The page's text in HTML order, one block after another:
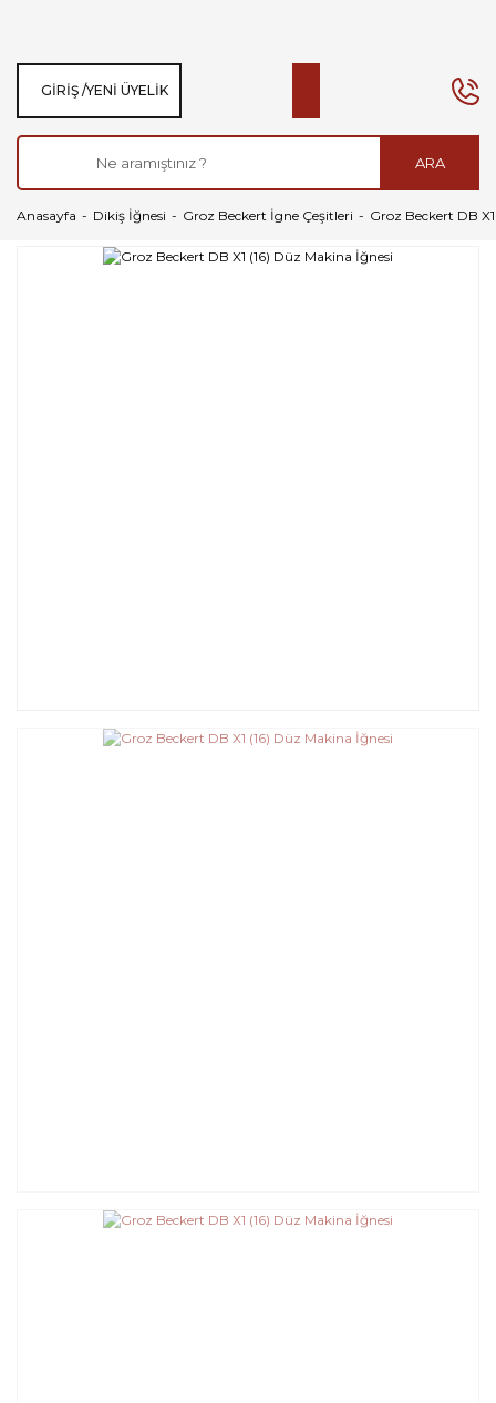
ARA
GIRIŞ /YENI ÜYELIK
Anasayfa Dikiş İğnesi Groz Beckert İgne Çeşitleri Groz Beckert DB